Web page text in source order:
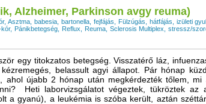
Alzheimer, Parkinson avgy reuma)
Asztma babesia bartonella fejfájás Fülzúgás hátfájás
izületi
kór Pánikbetegség Reflux Reuma Sclerosis Multiplex
stressz/
egy titokzatos betegség. Visszatérő láz,
belassult agyi állapot. Pár hónap
ahol újabb 2 hónap után megkérdezték tőlem, mi
Heti laborvizsgálatot végeztek, tükröztek az
a gyanú), a leukémia is szóba került, aztán